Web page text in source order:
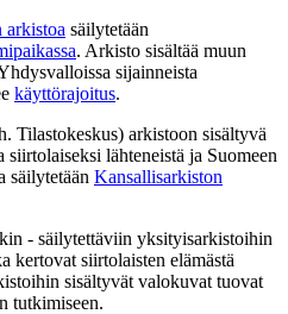
arkistoa säilytetään
. Arkisto sisältää muun
sijainneista
käyttörajoitus.
Tilastokeskus) arkistoon sisältyvä
siirtolaiseksi lähteneistä ja Suomeen
säilytetään Kansallisarkiston
- säilytettäviin yksityisarkistoihin
kertovat siirtolaisten elämästä
sisältyvät valokuvat tuovat
tutkimiseen.